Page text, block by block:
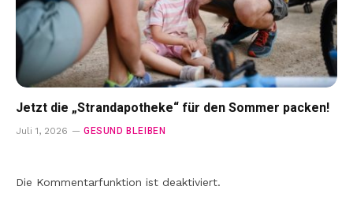
Jetzt die „Strandapotheke“ für den Sommer packen!
Juli 1, 2026 GESUND BLEIBEN
Die Kommentarfunktion ist deaktiviert.